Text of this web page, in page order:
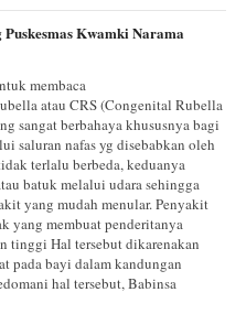
Kwamki Narama
membaca
atau CRS (Congenital Rubella
sangat berbahaya khususnya bagi
saluran nafas yg disebabkan oleh
terlalu berbeda, keduanya
batuk melalui udara sehingga
yang mudah menular. Penyakit
yang membuat penderitanya
tinggi Hal tersebut dikarenakan
pada bayi dalam kandungan
hal tersebut, Babinsa